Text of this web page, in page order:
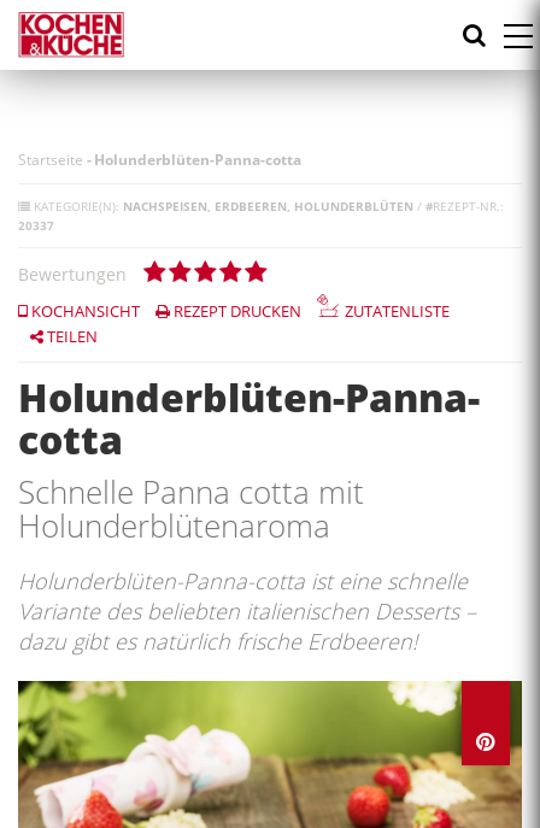
Direkt
zum
Inhalt
Startseite -Holunderblüten-Panna-cotta
KATEGORIE(N): NACHSPEISEN ERDBEEREN HOLUNDERBLÜTEN / #REZEPT-NR.:
20337
Bewertungen
KOCHANSICHT REZEPT DRUCKEN
ZUTATENLISTE
TEILEN
Holunderblüten-Panna-
cotta
Schnelle Panna cotta mit
Holunderblütenaroma
Holunderblüten-Panna-cotta ist eine schnelle
Variante des beliebten italienischen Desserts –
dazu gibt es natürlich frische Erdbeeren!